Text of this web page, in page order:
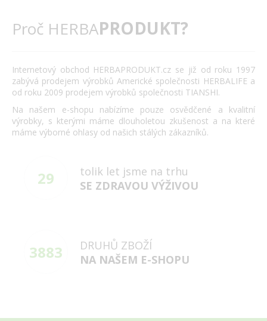
Proč HERBAPRODUKT?
Internetový obchod HERBAPRODUKT.cz se již od roku 1997
zabývá prodejem výrobků Americké společnosti HERBALIFE a
od roku 2009 prodejem výrobků společnosti TIANSHI.
Na našem e-shopu nabízíme pouze osvědčené a kvalitní
výrobky, s kterými máme dlouholetou zkušenost a na které
máme výborné ohlasy od našich stálých zákazníků.
29
tolik let jsme na trhu
SE ZDRAVOU VÝŽIVOU
3883
DRUHŮ ZBOŽÍ
NA NAŠEM E-SHOPU